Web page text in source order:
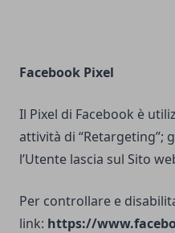
Facebook Pixel
Il Pixel di Facebook è
attività di “Retargeting”;
l’Utente lascia sul Sito
Per controllare e
link: https://